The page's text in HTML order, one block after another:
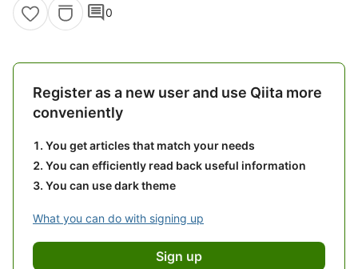
comment0
Register as a new user and use Qiita more
conveniently
You get articles that match your needs
You can efficiently read back useful information
You can use dark theme
What you can do with signing up
Sign up